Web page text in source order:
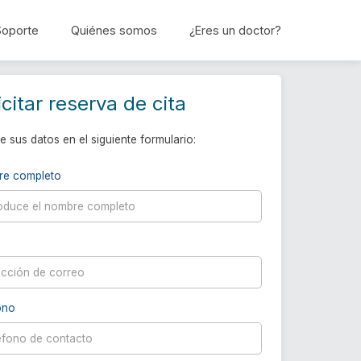
Quiénes somos ¿Eres un doctor?
Reservar cita
reserva de cita
sus datos en el siguiente formulario:
completo